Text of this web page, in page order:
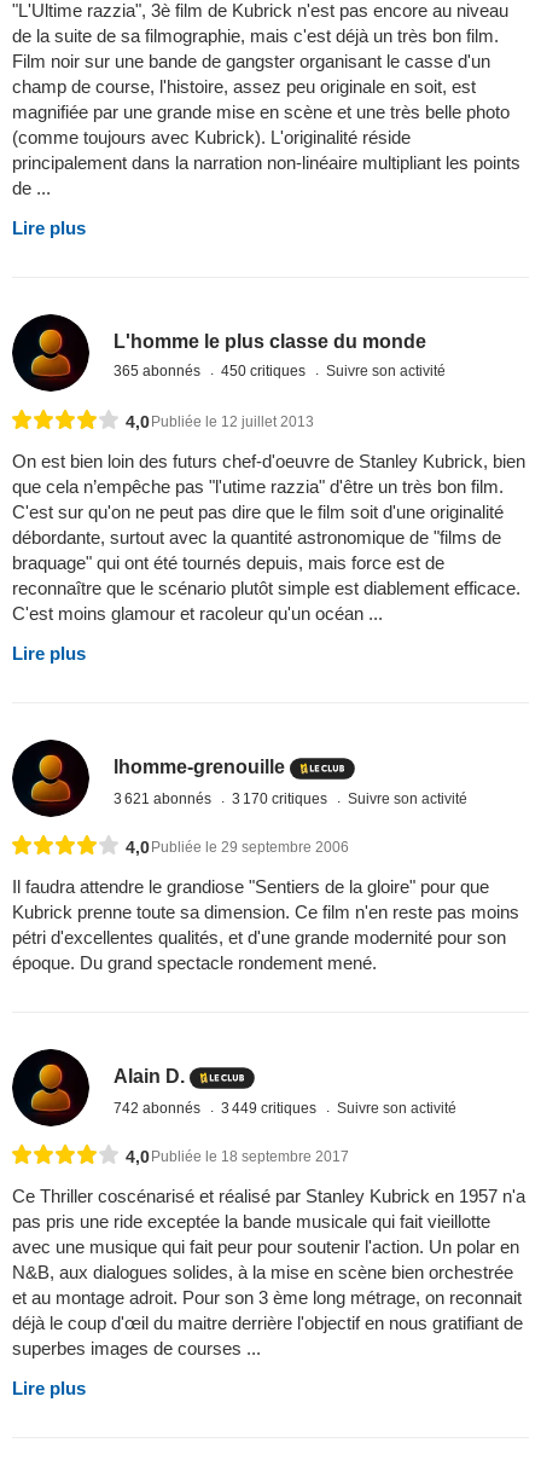
"L'Ultime razzia", 3è film de Kubrick n'est pas encore au niveau
de la suite de sa filmographie, mais c'est déjà un très bon film.
Film noir sur une bande de gangster organisant le casse d'un
champ de course, l'histoire, assez peu originale en soit, est
magnifiée par une grande mise en scène et une très belle photo
(comme toujours avec Kubrick). L'originalité réside
principalement dans la narration non-linéaire multipliant les points
de ...
Lire plus
L'homme le plus classe du monde
365 abonnés 450 critiques Suivre son activité
4,0Publiée le 12 juillet 2013
On est bien loin des futurs chef-d'oeuvre de Stanley Kubrick, bien
que cela n’empêche pas "l'utime razzia" d'être un très bon film.
C'est sur qu'on ne peut pas dire que le film soit d'une originalité
débordante, surtout avec la quantité astronomique de "films de
braquage" qui ont été tournés depuis, mais force est de
reconnaître que le scénario plutôt simple est diablement efficace.
C'est moins glamour et racoleur qu'un océan ...
Lire plus
lhomme-grenouille
3 621 abonnés 3 170 critiques Suivre son activité
4,0 Publiée le 29 septembre 2006
Il faudra attendre le grandiose "Sentiers de la gloire" pour que
Kubrick prenne toute sa dimension. Ce film n'en reste pas moins
pétri d'excellentes qualités, et d'une grande modernité pour son
époque. Du grand spectacle rondement mené.
Alain D.
742 abonnés 3 449 critiques Suivre son activité
4,0 Publiée le 18 septembre 2017
Ce Thriller coscénarisé et réalisé par Stanley Kubrick en 1957 n'a
pas pris une ride exceptée la bande musicale qui fait vieillotte
avec une musique qui fait peur pour soutenir l'action. Un polar en
N&B, aux dialogues solides, à la mise en scène bien orchestrée
et au montage adroit. Pour son 3 ème long métrage, on reconnait
déjà le coup d'œil du maitre derrière l'objectif en nous gratifiant de
superbes images de courses ...
Lire plus